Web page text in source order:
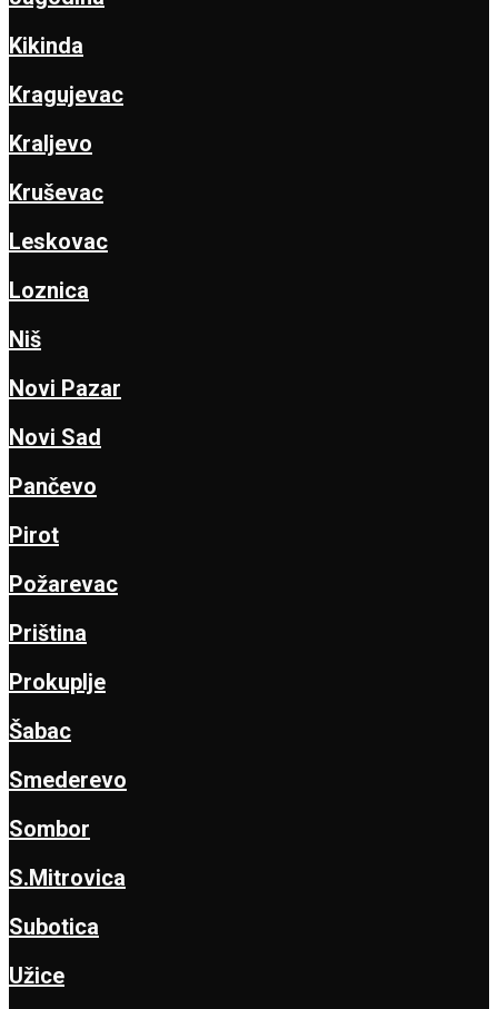
Kikinda
Kragujevac
Kraljevo
Kruševac
Leskovac
Loznica
Niš
Novi Pazar
Novi Sad
Pančevo
Pirot
Požarevac
Priština
Prokuplje
Šabac
Smederevo
Sombor
S.Mitrovica
Subotica
Užice